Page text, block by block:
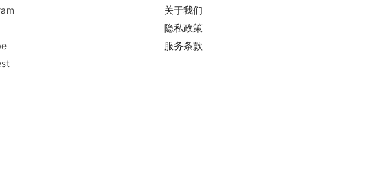
关于我们
隐私政策
服务条款